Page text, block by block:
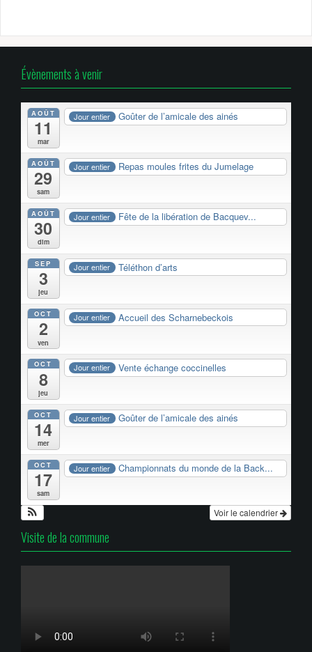
Évènements à venir
AOÛT
11
mar
Jour entier Goûter de l’amicale des ainés
AOÛT
29
sam
Jour entier Repas moules frites du Jumelage
AOÛT
30
dim
Jour entier Fête de la libération de Bacquev...
SEP
3
jeu
Jour entier Téléthon d’arts
OCT
2
ven
Jour entier Accueil des Scharnebeckois
OCT
8
jeu
Jour entier Vente échange coccinelles
OCT
14
mer
Jour entier Goûter de l’amicale des ainés
OCT
17
sam
Jour entier Championnats du monde de la Back...
Voir le calendrier
Visite de la commune